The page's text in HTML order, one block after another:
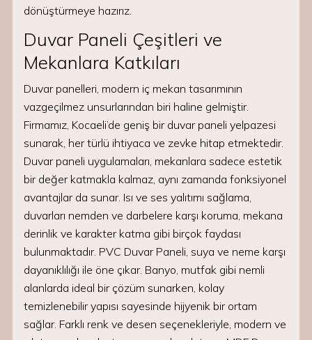
dönüştürmeye hazırız.
Duvar Paneli Çeşitleri ve
Mekanlara Katkıları
Duvar panelleri, modern iç mekan tasarımının
vazgeçilmez unsurlarından biri haline gelmiştir.
Firmamız, Kocaeli’de geniş bir duvar paneli yelpazesi
sunarak, her türlü ihtiyaca ve zevke hitap etmektedir.
Duvar paneli uygulamaları, mekanlara sadece estetik
bir değer katmakla kalmaz, aynı zamanda fonksiyonel
avantajlar da sunar. Isı ve ses yalıtımı sağlama,
duvarları nemden ve darbelere karşı koruma, mekana
derinlik ve karakter katma gibi birçok faydası
bulunmaktadır. PVC Duvar Paneli, suya ve neme karşı
dayanıklılığı ile öne çıkar. Banyo, mutfak gibi nemli
alanlarda ideal bir çözüm sunarken, kolay
temizlenebilir yapısı sayesinde hijyenik bir ortam
sağlar. Farklı renk ve desen seçenekleriyle, modern ve